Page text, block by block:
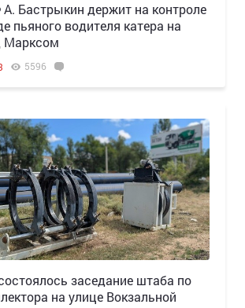
Бастрыкин держит на контроле
пьяного водителя катера на
Марксом
5596
заседание штаба по
на улице Вокзальной